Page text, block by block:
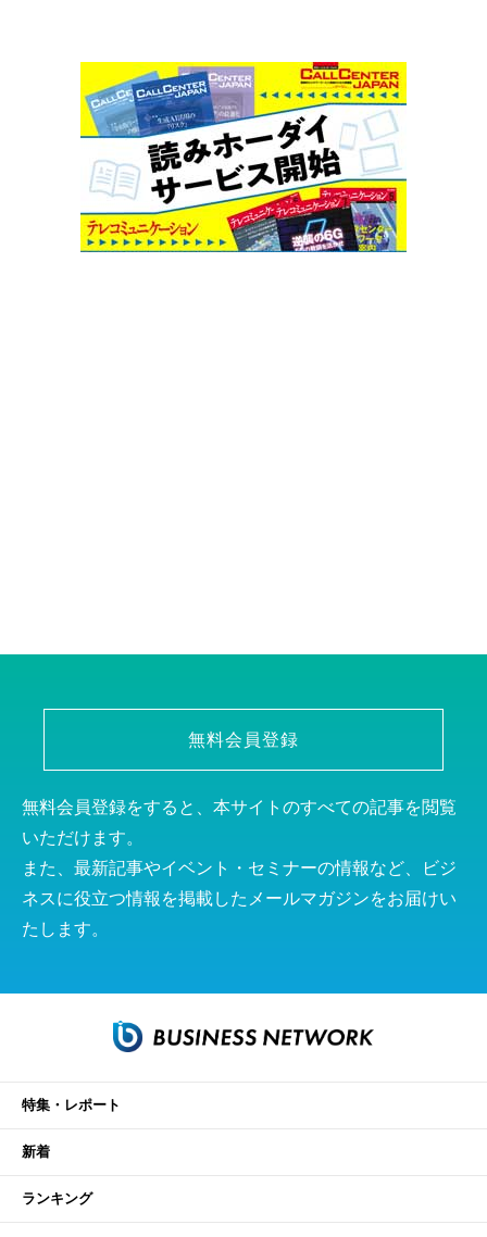
無料会員登録
無料会員登録をすると、本サイトのすべての記事を閲覧
いただけます。
また、最新記事やイベント・セミナーの情報など、ビジ
ネスに役立つ情報を掲載したメールマガジンをお届けい
たします。
特集・レポート
新着
ランキング